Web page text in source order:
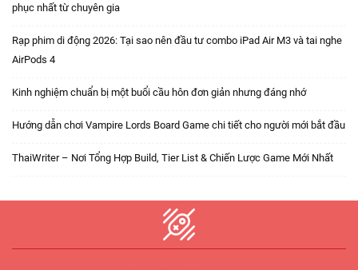
phục nhất từ chuyên gia
Rạp phim di động 2026: Tại sao nên đầu tư combo iPad Air M3 và tai nghe
AirPods 4
Kinh nghiệm chuẩn bị một buổi cầu hôn đơn giản nhưng đáng nhớ
Hướng dẫn chơi Vampire Lords Board Game chi tiết cho người mới bắt đầu
ThaiWriter – Nơi Tổng Hợp Build, Tier List & Chiến Lược Game Mới Nhất